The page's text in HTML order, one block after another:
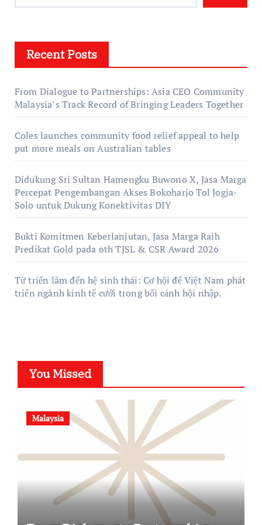
Recent Posts
From Dialogue to Partnerships: Asia CEO Community
Malaysia’s Track Record of Bringing Leaders Together
Coles launches community food relief appeal to help
put more meals on Australian tables
Didukung Sri Sultan Hamengku Buwono X, Jasa Marga
Percepat Pengembangan Akses Bokoharjo Tol Jogja-
Solo untuk Dukung Konektivitas DIY
Bukti Komitmen Keberlanjutan, Jasa Marga Raih
Predikat Gold pada 6th TJSL & CSR Award 2026
Từ triển lãm đến hệ sinh thái: Cơ hội để Việt Nam phát
triển ngành kinh tế cưới trong bối cảnh hội nhập.
You Missed
Malaysia